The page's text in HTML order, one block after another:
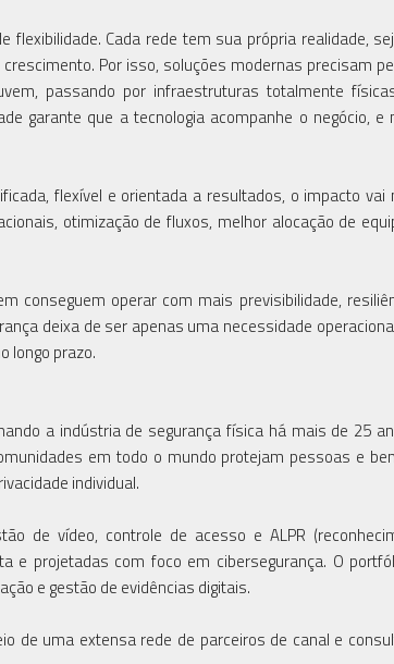
Cada rede tem sua própria realidade,
Por isso, soluções modernas precisam
passando por infraestruturas totalmente
garante que a tecnologia acompanhe o negócio, e
flexível e orientada a resultados, o impacto vai
otimização de fluxos, melhor alocação de
conseguem operar com mais previsibilidade,
deixa de ser apenas uma necessidade
longo prazo.
a indústria de segurança física há mais de 25
em todo o mundo protejam pessoas e
individual.
de vídeo, controle de acesso e ALPR
e projetadas com foco em cibersegurança. O
e gestão de evidências digitais.
de uma extensa rede de parceiros de canal e